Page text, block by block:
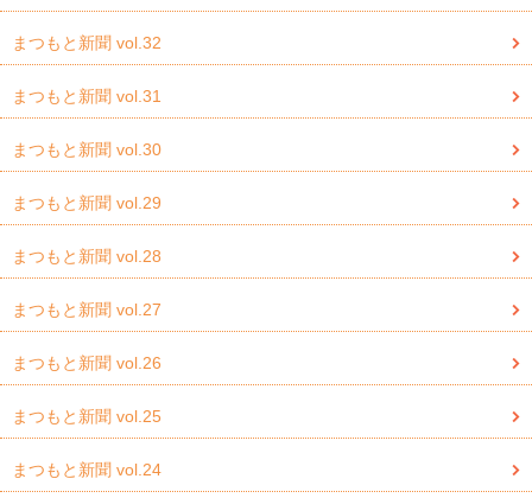
まつもと新聞 vol.32
まつもと新聞 vol.31
まつもと新聞 vol.30
まつもと新聞 vol.29
まつもと新聞 vol.28
まつもと新聞 vol.27
まつもと新聞 vol.26
まつもと新聞 vol.25
まつもと新聞 vol.24